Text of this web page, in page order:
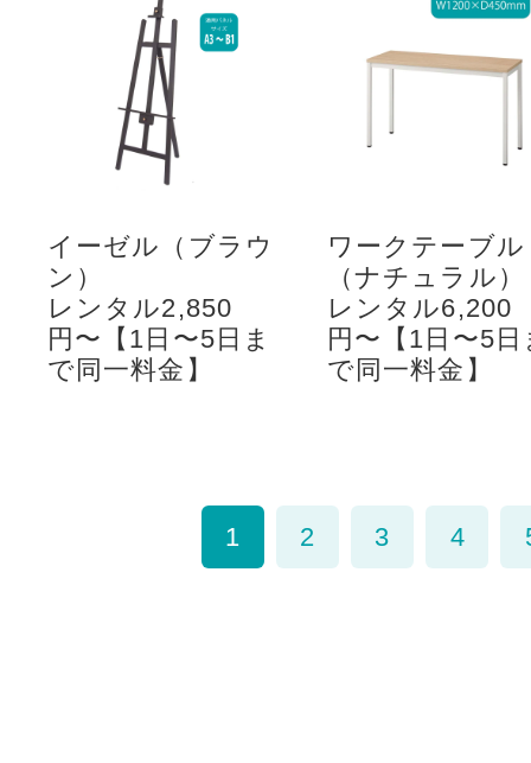
イーゼル（ブラウ
ン）
レンタル2,850
円〜【1日〜5日ま
で同一料金】
ワークテーブル
（ナチュラル）
レンタル6,200
円〜【1日〜5日
で同一料金】
1 2 3 4